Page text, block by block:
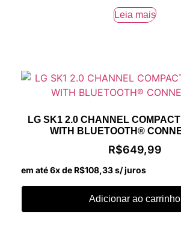
Leia mais
LG SK1 2.0 CHANNEL
WITH BLUETOOTH®
R$649,99
em até 6x de R$108,33s/ juros
Adicionar ao carrinho